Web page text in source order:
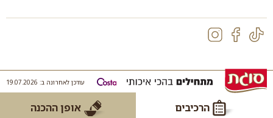
הרכיבים אופן ההכנה
עודכן לאחרונה ב: 19.07.2026